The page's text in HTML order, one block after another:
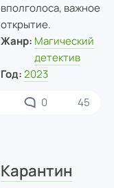
вполголоса, важное
открытие.
Жанр: Магический
детектив
Год: 2023
0 45
Карантин